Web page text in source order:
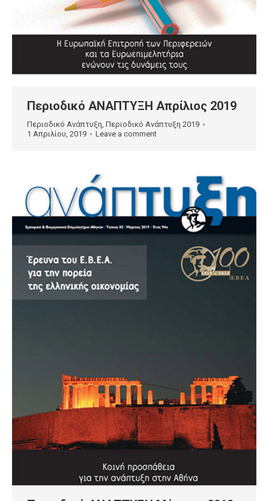
Περιοδικό ΑΝΑΠΤΥΞΗ Απρίλιος 2019
Περιοδικό Ανάπτυξη Περιοδικό Ανάπτυξη 2019
1 Απριλίου, 2019
Leave a comment